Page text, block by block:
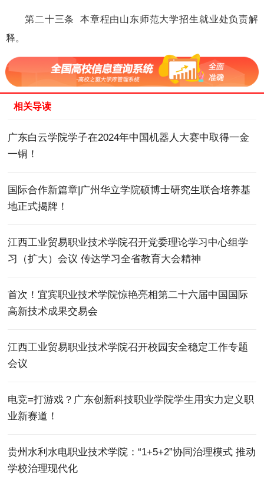
第二十三条 本章程由山东师范大学招生就业处负责解
释。
相关导读
广东白云学院学子在2024年中国机器人大赛中取得一金
一铜！
国际合作新篇章|广州华立学院硕博士研究生联合培养基
地正式揭牌！
江西工业贸易职业技术学院召开党委理论学习中心组学
习（扩大）会议 传达学习全省教育大会精神
首次！宜宾职业技术学院惊艳亮相第二十六届中国国际
高新技术成果交易会
江西工业贸易职业技术学院召开校园安全稳定工作专题
会议
电竞=打游戏？广东创新科技职业学院学生用实力定义职
业新赛道！
贵州水利水电职业技术学院：“1+5+2”协同治理模式 推动
学校治理现代化